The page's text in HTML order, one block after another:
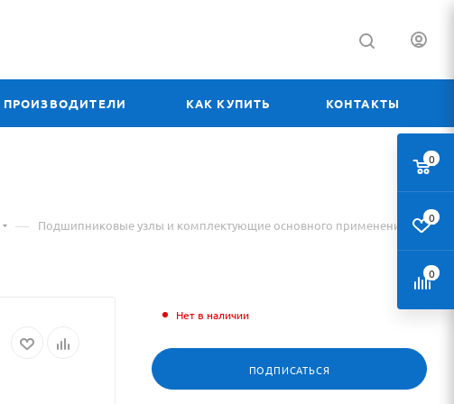
ПРОИЗВОДИТЕЛИ КАК КУПИТЬ КОНТАКТЫ
— Подшипниковые узлы и комплектующие основного применения
Нет в наличии
ПОДПИСАТЬСЯ
0
0
0